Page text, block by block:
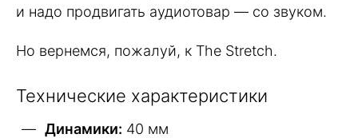
и надо продвигать аудиотовар — со звуком.
Но вернемся, пожалуй, к The Stretch.
Технические характеристики
Динамики: 40 мм